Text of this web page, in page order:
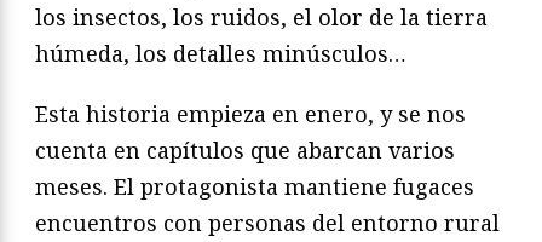
los insectos, los ruidos, el olor de la tierra
húmeda, los detalles minúsculos…
Esta historia empieza en enero, y se nos
cuenta en capítulos que abarcan varios
meses. El protagonista mantiene fugaces
encuentros con personas del entorno rural